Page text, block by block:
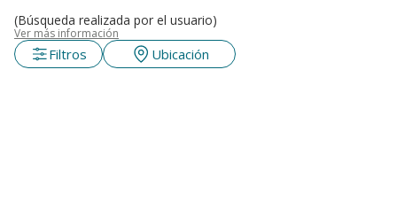
(Búsqueda realizada por el usuario)
Ver más información
Filtros Ubicación